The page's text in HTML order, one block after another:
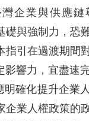
企業與供應鏈
礎與強制力，恐
指引在過渡期間
響力，宜盡速完
明確化提升企業
企業人權政策的